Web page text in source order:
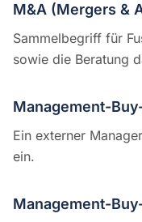
M&A (Mergers &
Sammelbegriff für
sowie die Beratung
Management-
Ein externer
ein.
Management-